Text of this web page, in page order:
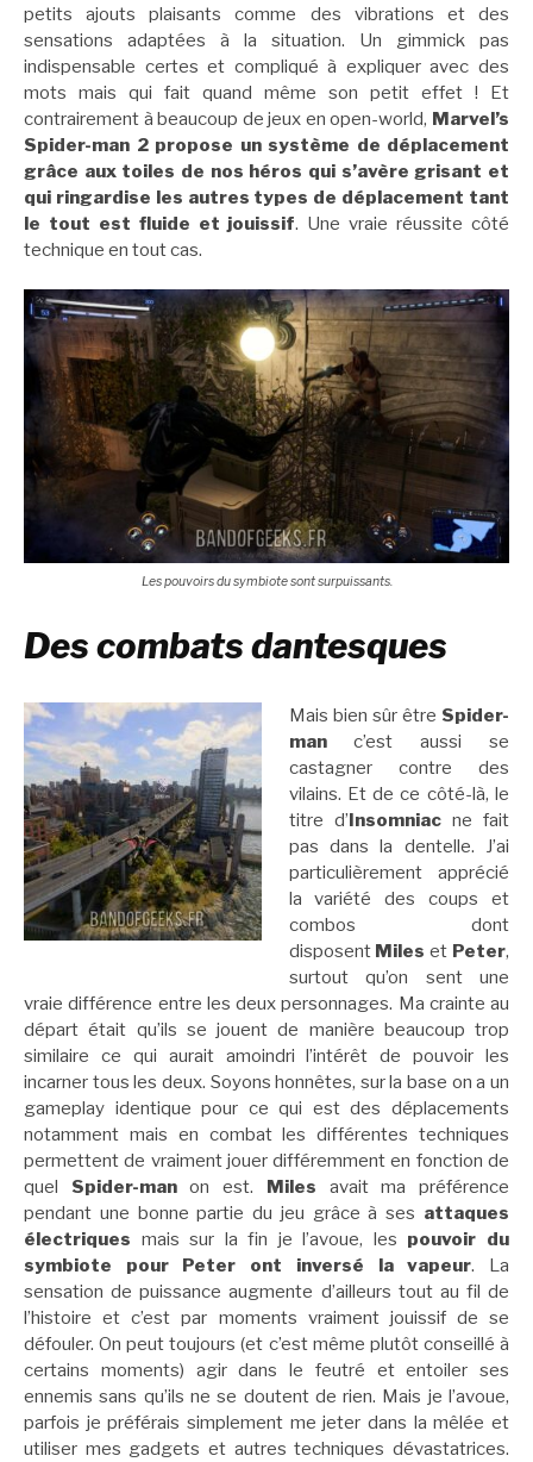
petits ajouts plaisants comme des vibrations et des
sensations adaptées à la situation. Un gimmick pas
indispensable certes et compliqué à expliquer avec des
mots mais qui fait quand même son petit effet ! Et
contrairement à beaucoup de jeux en open-world, Marvel’s
Spider-man 2 propose un système de déplacement
grâce aux toiles de nos héros qui s’avère grisant et
qui ringardise les autres types de déplacement tant
le tout est fluide et jouissif. Une vraie réussite côté
technique en tout cas.
Les pouvoirs du symbiote sont surpuissants.
Des combats dantesques
Mais bien sûr être Spider-
manc’est aussi se
castagner contre des
vilains. Et de ce côté-là, le
titre d’Insomniac ne fait
pas dans la dentelle. J’ai
particulièrement apprécié
la variété des coups et
combos dont
disposent Mileset Peter,
surtout qu’on sent une
vraie différence entre les deux personnages. Ma crainte au
départ était qu’ils se jouent de manière beaucoup trop
similaire ce qui aurait amoindri l’intérêt de pouvoir les
incarner tous les deux. Soyons honnêtes, sur la base on a un
gameplay identique pour ce qui est des déplacements
notamment mais en combat les différentes techniques
permettent de vraiment jouer différemment en fonction de
quel Spider-manon est. Miles avait ma préférence
pendant une bonne partie du jeu grâce à ses attaques
électriques mais sur la fin je l’avoue, les pouvoir du
symbiote pour Peter ont inversé la vapeur. La
sensation de puissance augmente d’ailleurs tout au fil de
l’histoire et c’est par moments vraiment jouissif de se
défouler. On peut toujours (et c’est même plutôt conseillé à
certains moments) agir dans le feutré et entoiler ses
ennemis sans qu’ils ne se doutent de rien. Mais je l’avoue,
parfois je préférais simplement me jeter dans la mêlée et
utiliser mes gadgets et autres techniques dévastatrices.